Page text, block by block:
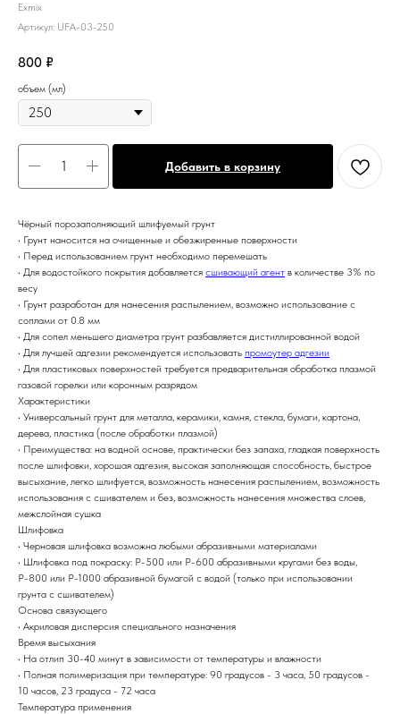
Exmix
Артикул: UFA-03-250
800 ₽
объем (мл)
Добавить в корзину
Чёрный порозаполняющий шлифуемый грунт
• Грунт наносится на очищенные и обезжиренные поверхности
• Перед использованием грунт необходимо перемешать
• Для водостойкого покрытия добавляется сшивающий агент в количестве 3% по
весу
• Грунт разработан для нанесения распылением, возможно использование с
соплами от 0.8 мм
• Для сопел меньшего диаметра грунт разбавляется дистиллированной водой
• Для лучшей адгезии рекомендуется использовать промоутер адгезии
• Для пластиковых поверхностей требуется предварительная обработка плазмой
газовой горелки или коронным разрядом
Характеристики
• Универсальный грунт для металла, керамики, камня, стекла, бумаги, картона,
дерева, пластика (после обработки плазмой)
• Преимущества: на водной основе, практически без запаха, гладкая поверхность
после шлифовки, хорошая адгезия, высокая заполняющая способность, быстрое
высыхание, легко шлифуется, возможность нанесения распылением, возможность
использования с сшивателем и без, возможность нанесения множества слоев,
межслойная сушка
Шлифовка
• Черновая шлифовка возможна любыми абразивными материалами
• Шлифовка под покраску: Р-500 или Р-600 абразивными кругами без воды,
Р-800 или Р-1000 абразивной бумагой с водой (только при использовании
грунта с сшивателем)
Основа связующего
• Акриловая дисперсия специального назначения
Время высыхания
• На отлип 30-40 минут в зависимости от температуры и влажности
• Полная полимеризация при температуре: 90 градусов - 3 часа, 50 градусов -
10 часов, 23 градуса - 72 часа
Температура применения